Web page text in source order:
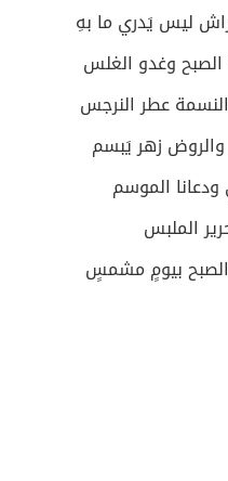
ليس يَدري ما بهِ
وغدو الغلس
عطر النرجس
زهر يَبسم
ودعانا الموسم
الملبس
بيومٍ مشمسٍ